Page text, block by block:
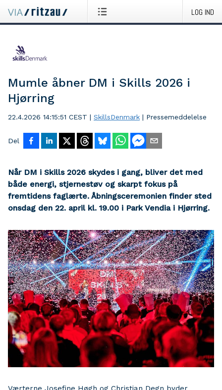
LOG IND
Mumle åbner DM i Skills 2026 i
Hjørring
22.4.2026 14:15:51 CEST | SkillsDenmark | Pressemeddelelse
Del
Når DM i Skills 2026 skydes i gang, bliver det med
både energi, stjernestøv og skarpt fokus på
fremtidens faglærte. Åbningsceremonien finder sted
onsdag den 22. april kl. 19.00 i Park Vendia i Hjørring.